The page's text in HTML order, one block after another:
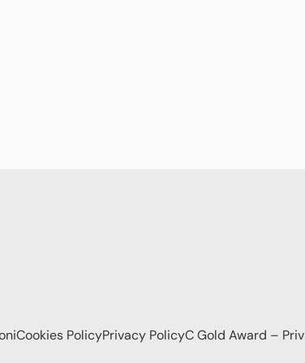
Cookies PolicyPrivacy PolicyC Gold Award –